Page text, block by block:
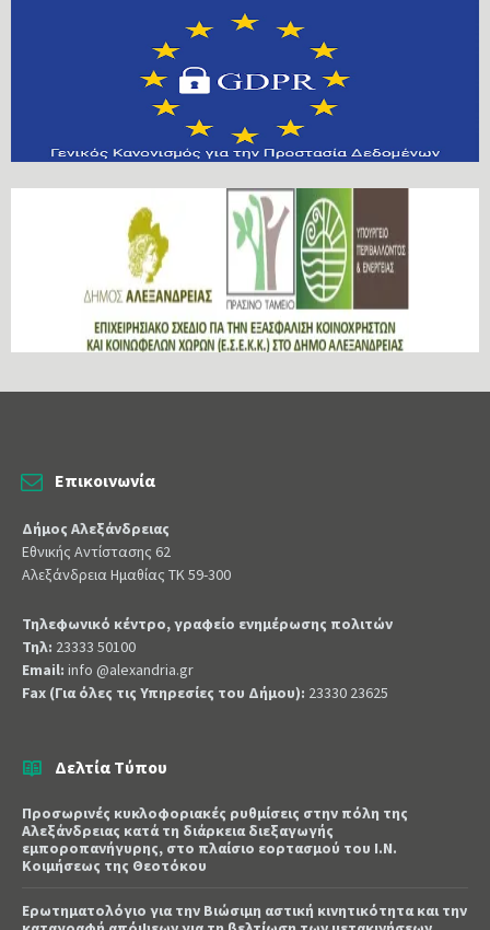
Επικοινωνία
Δήμος Αλεξάνδρειας
Εθνικής Αντίστασης 62
Αλεξάνδρεια Ημαθίας ΤΚ 59-300
Τηλεφωνικό κέντρο, γραφείο ενημέρωσης πολιτών
Τηλ: 23333 50100
Email: info @alexandria.gr
Fax (Για όλες τις Υπηρεσίες του Δήμου): 23330 23625
Δελτία Τύπου
Προσωρινές κυκλοφοριακές ρυθμίσεις στην πόλη της
Αλεξάνδρειας κατά τη διάρκεια διεξαγωγής
εμποροπανήγυρης, στο πλαίσιο εορτασμού του Ι.Ν.
Κοιμήσεως της Θεοτόκου
Ερωτηματολόγιο για την Βιώσιμη αστική κινητικότητα και την